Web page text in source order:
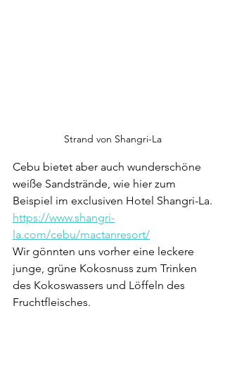
Strand von Shangri-La
Cebu bietet aber auch wunderschöne
weiße Sandstrände, wie hier zum
Beispiel im exclusiven Hotel Shangri-La.
https://www.shangri-
la.com/cebu/mactanresort/
Wir gönnten uns vorher eine leckere
junge, grüne Kokosnuss zum Trinken
des Kokoswassers und Löffeln des
Fruchtfleisches.